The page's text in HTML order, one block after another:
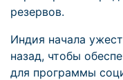
резервов.
Индия начала
назад, чтобы
для программы